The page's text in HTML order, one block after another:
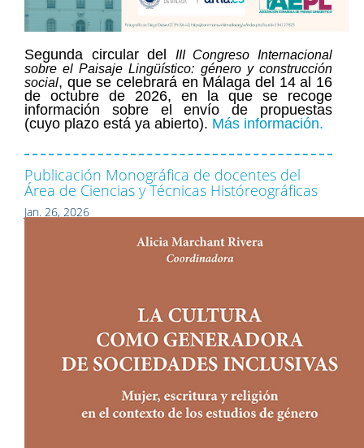
Segunda circular del
III Congreso Internacional
sobre el Paisaje Lingüístico: género y construcción
social, que se celebrará en Málaga del 14 al 16
de octubre de 2026, en la que se recoge
información sobre el envío de propuestas
(cuyo plazo está ya abierto). Más información.
Publicación Monográfica de docentes del
Área de Ciencias y Técnicas Históreográficas
Jan. 26, 2026